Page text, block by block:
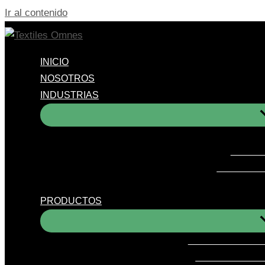
Ir al contenido
INICIO
NOSOTROS
INDUSTRIAS
PRODUCTOS